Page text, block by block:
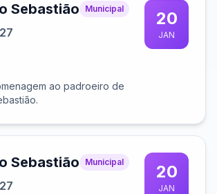
Sebastião Municipal
ao padroeiro de
20
JAN
Sebastião Municipal 20
JAN